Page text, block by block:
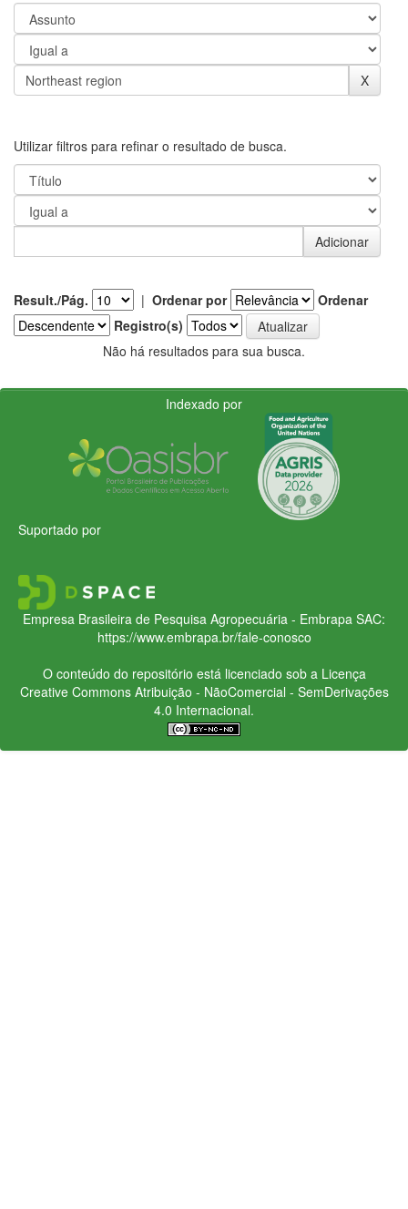
Utilizar filtros para refinar o resultado de busca.
Result./Pág. | Ordenar por
Ordenar
Registro(s)
Não há resultados para sua busca.
Indexado por
Suportado por
Empresa Brasileira de Pesquisa Agropecuária - Embrapa SAC:
https://www.embrapa.br/fale-conosco
O conteúdo do repositório está licenciado sob a Licença
Creative CommonsAtribuição - NãoComercial - SemDerivações
4.0 Internacional.